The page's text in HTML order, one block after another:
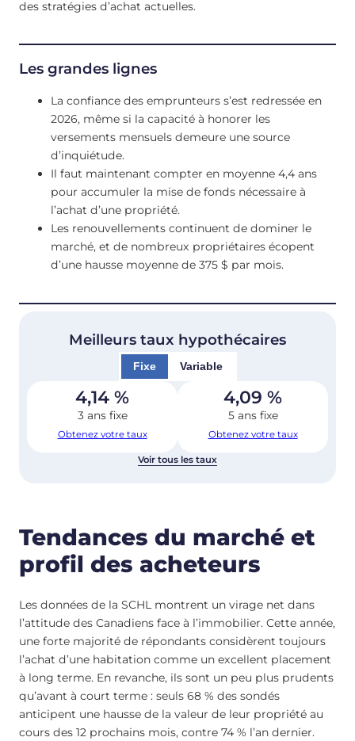
des stratégies d’achat actuelles.
Les grandes lignes
La confiance des emprunteurs s’est redressée en
2026, même si la capacité à honorer les
versements mensuels demeure une source
d’inquiétude.
Il faut maintenant compter en moyenne 4,4 ans
pour accumuler la mise de fonds nécessaire à
l’achat d’une propriété.
Les renouvellements continuent de dominer le
marché, et de nombreux propriétaires écopent
d’une hausse moyenne de 375 $ par mois.
Meilleurs taux hypothécaires
Fixe Variable
4,14 %
3 ans fixe
Obtenez votre taux
4,09 %
5 ans fixe
Obtenez votre taux
Voir tous les taux
Tendances du marché et
profil des acheteurs
Les données de la SCHL montrent un virage net dans
l’attitude des Canadiens face à l’immobilier. Cette année,
une forte majorité de répondants considèrent toujours
l’achat d’une habitation comme un excellent placement
à long terme. En revanche, ils sont un peu plus prudents
qu’avant à court terme : seuls 68 % des sondés
anticipent une hausse de la valeur de leur propriété au
cours des 12 prochains mois, contre 74 % l’an dernier.